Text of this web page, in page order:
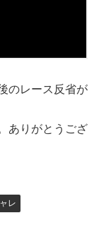
のレース反省が
ありがとうござ
レ